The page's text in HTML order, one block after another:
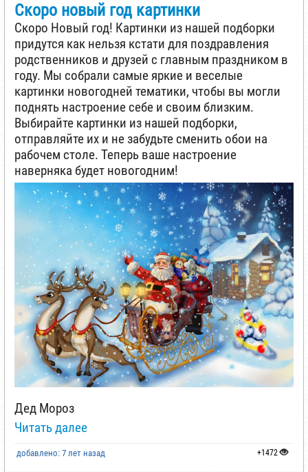
Cкоро новый год картинки
Скоро Новый год! Картинки из нашей подборки
придутся как нельзя кстати для поздравления
родственников и друзей с главным праздником в
году. Мы собрали самые яркие и веселые
картинки новогодней тематики, чтобы вы могли
поднять настроение себе и своим близким.
Выбирайте картинки из нашей подборки,
отправляйте их и не забудьте сменить обои на
рабочем столе. Теперь ваше настроение
наверняка будет новогодним!
Дед Мороз
Читать далее
добавлено: 7 лет назад +1472